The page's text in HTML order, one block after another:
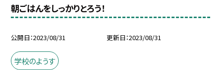
朝ごはんをしっかりとろう！
公開日 2023/08/31 更新日 2023/08/31
学校のようす